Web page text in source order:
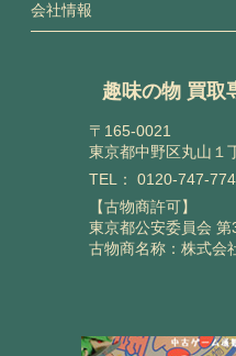
会社情報
趣味の物 買取
〒165-0021
東京都中野区丸山１
TEL： 0120-747-774
【古物商許可】
東京都公安委員会
古物商名称：株式会